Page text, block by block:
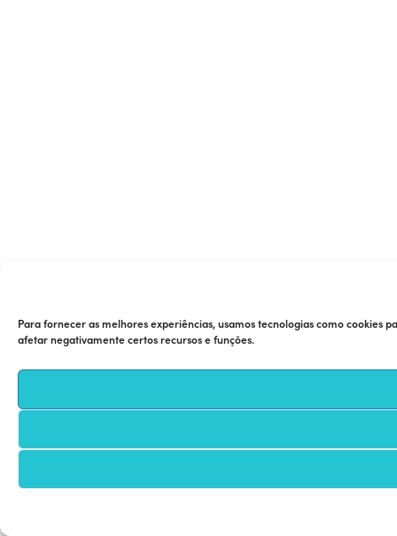
Para fornecer as melhores experiências, usamos tecnologias como cookies
afetar negativamente certos recursos e funções.